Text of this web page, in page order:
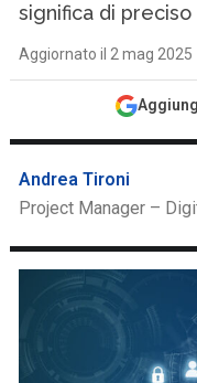
significa di
Aggiornato il 2 mag 2025
Andrea Tironi
Project Manager –